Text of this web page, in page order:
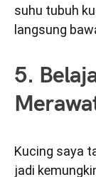
suhu tubuh
langsung
5.
Kucing saya
jadi